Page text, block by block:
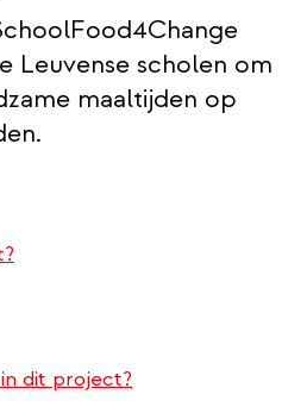
Leuvense scholen om
maaltijden op
dit project?